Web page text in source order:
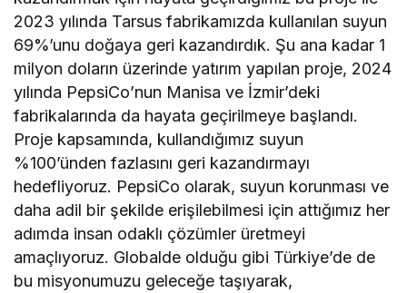
2023 yılında Tarsus fabrikamızda kullanılan suyun
69%’unu doğaya geri kazandırdık. Şu ana kadar 1
milyon doların üzerinde yatırım yapılan proje, 2024
yılında PepsiCo’nun Manisa ve İzmir’deki
fabrikalarında da hayata geçirilmeye başlandı.
Proje kapsamında, kullandığımız suyun
%100’ünden fazlasını geri kazandırmayı
hedefliyoruz. PepsiCo olarak, suyun korunması ve
daha adil bir şekilde erişilebilmesi için attığımız her
adımda insan odaklı çözümler üretmeyi
amaçlıyoruz. Globalde olduğu gibi Türkiye’de de
bu misyonumuzu geleceğe taşıyarak,